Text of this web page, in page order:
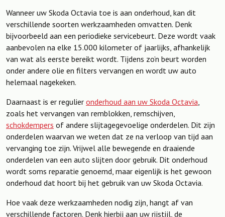
Wanneer uw Skoda Octavia toe is aan onderhoud, kan dit
verschillende soorten werkzaamheden omvatten. Denk
bijvoorbeeld aan een periodieke servicebeurt. Deze wordt vaak
aanbevolen na elke 15.000 kilometer of jaarlijks, afhankelijk
van wat als eerste bereikt wordt. Tijdens zo’n beurt worden
onder andere olie en filters vervangen en wordt uw auto
helemaal nagekeken.
Daarnaast is er regulier onderhoud aan uw Skoda Octavia
zoals het vervangen van remblokken, remschijven,
schokdempers of andere slijtagegevoelige onderdelen. Dit zijn
onderdelen waarvan we weten dat ze na verloop van tijd aan
vervanging toe zijn. Vrijwel alle bewegende en draaiende
onderdelen van een auto slijten door gebruik. Dit onderhoud
wordt soms reparatie genoemd, maar eigenlijk is het gewoon
onderhoud dat hoort bij het gebruik van uw Skoda Octavia.
Hoe vaak deze werkzaamheden nodig zijn, hangt af van
verschillende factoren. Denk hierbij aan uw rijstijl, de